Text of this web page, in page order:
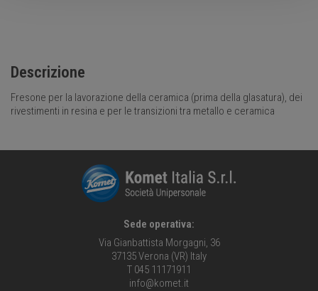
Descrizione
Fresone per la lavorazione della ceramica (prima della glasatura), dei
rivestimenti in resina e per le transizioni tra metallo e ceramica
Sede operativa:
Via Gianbattista Morgagni, 36
37135 Verona (VR) Italy
T 045 11171911
info@komet.it